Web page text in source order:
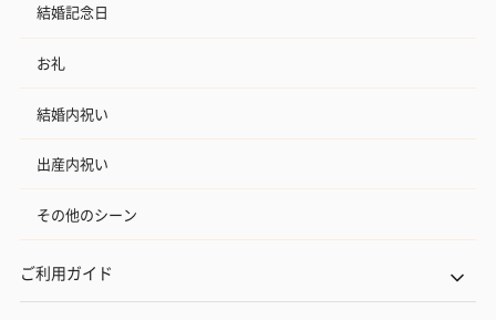
結婚記念日
お礼
結婚内祝い
出産内祝い
その他のシーン
ご利用ガイド